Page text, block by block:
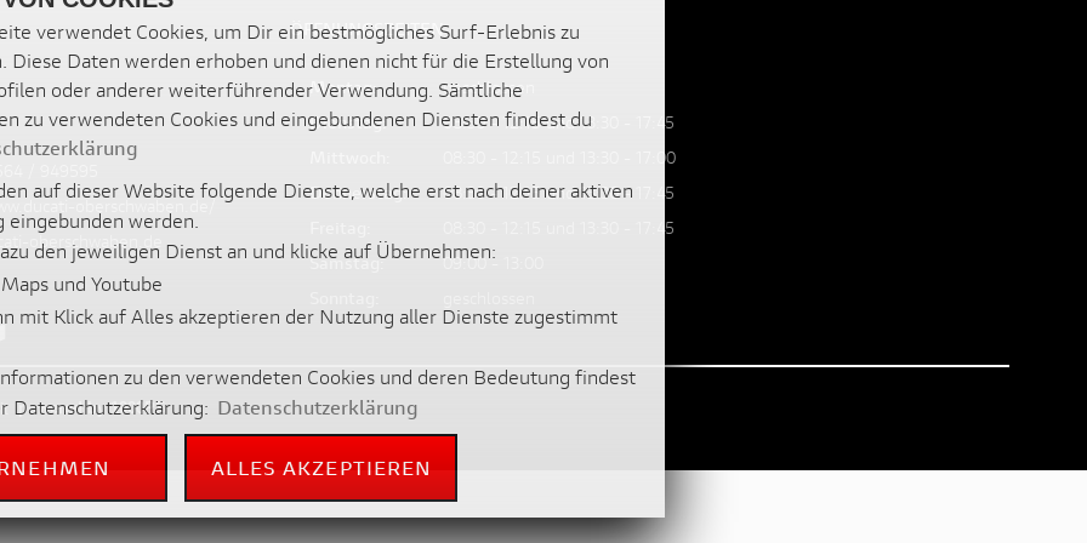
oberschwaben.de/
oberschwaben.de
ÖFFNUNGSZEITEN
Montag:
geschlossen
Dienstag:
08:30 - 12:15 und 13:30 - 17:45
08:30 - 12:15 und 13:30 - 17:00
Donnerstag:
08:30 - 12:15 und 13:30 - 17:45
08:30 - 12:15 und 13:30 - 17:45
Samstag:
09:00 - 13:00
powered by 1000PS
verwendet Cookies, um Dir ein bestmögliches Surf-Erlebnis zu
Diese Daten werden erhoben und dienen nicht für die Erstellung von
oder anderer weiterführender Verwendung. Sämtliche
zu verwendeten Cookies und eingebundenen Diensten findest du
auf dieser Website folgende Dienste, welche erst nach deiner aktiven
eingebunden werden.
den jeweiligen Dienst an und klicke auf Übernehmen:
und Youtube
mit Klick auf Alles akzeptieren der Nutzung aller Dienste zugestimmt
zu den verwendeten Cookies und deren Bedeutung findest
Datenschutzerklärung: Datenschutzerklärung
ALLES AKZEPTIEREN